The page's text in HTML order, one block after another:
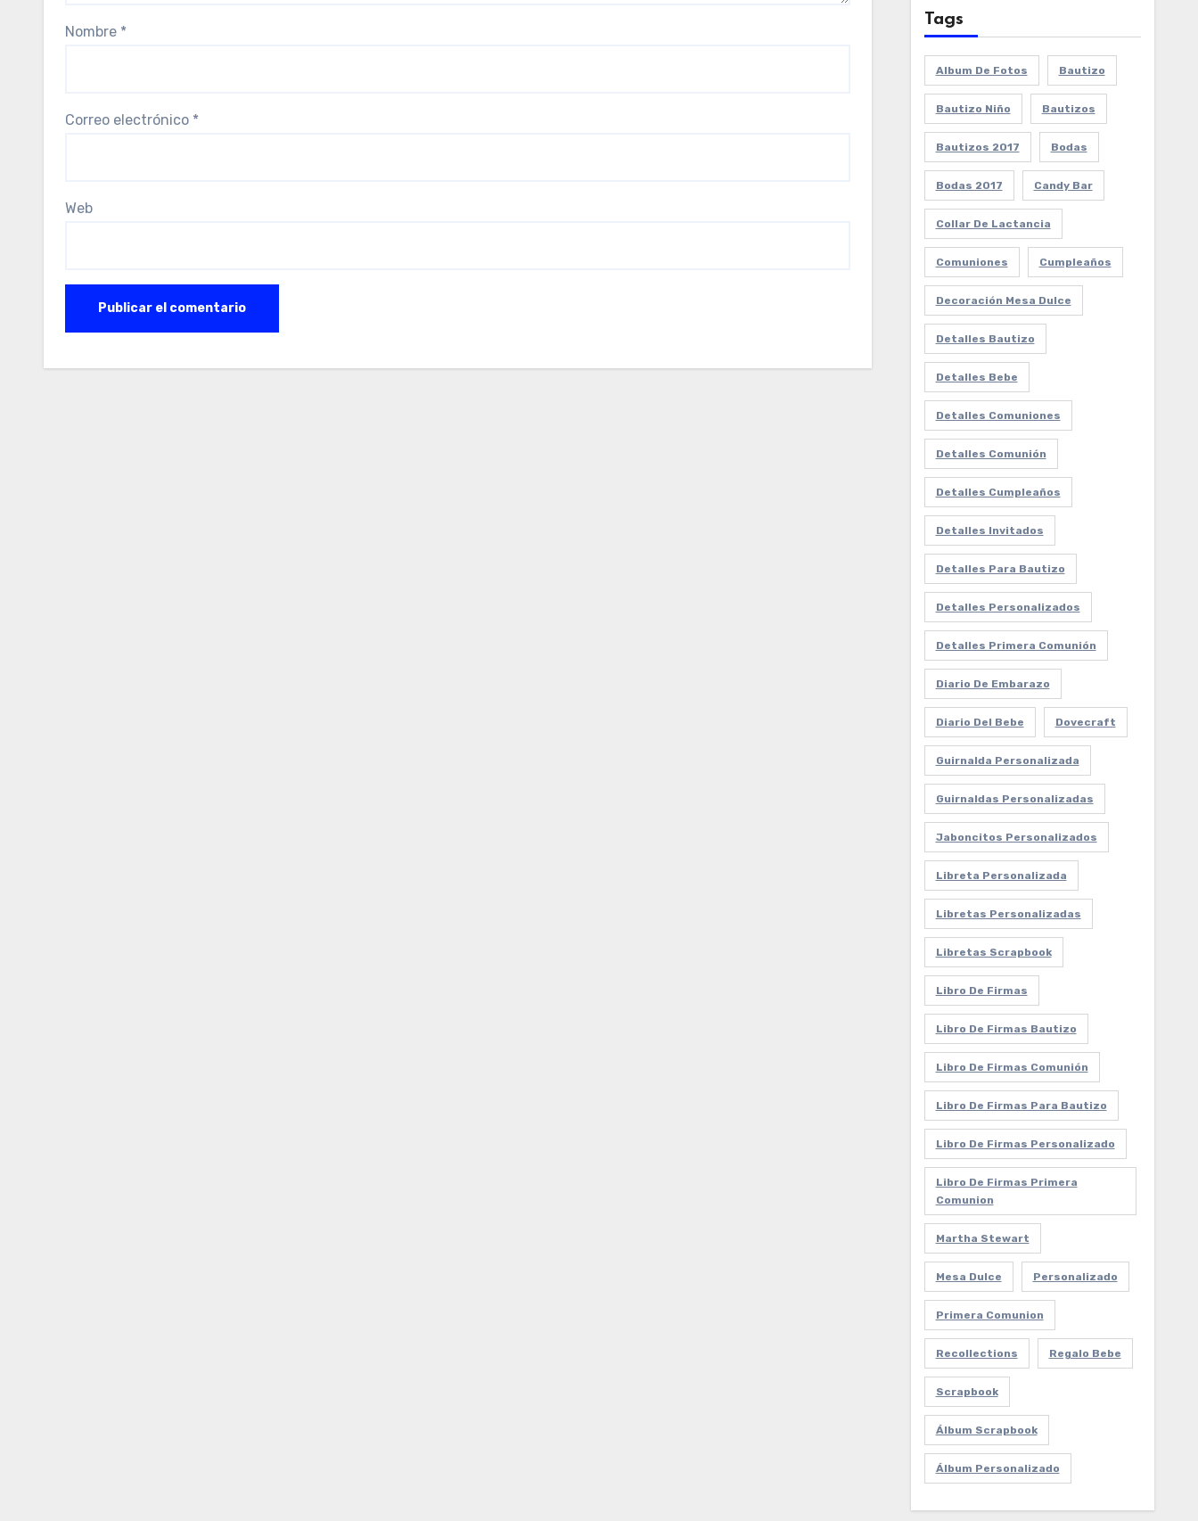
Nombre *
Correo electrónico *
Web
Tags
Album De Fotos Bautizo
Bautizo Niño Bautizos
Bautizos 2017 Bodas
Bodas 2017 Candy Bar
Collar De Lactancia
Comuniones Cumpleaños
Decoración Mesa Dulce
Detalles Bautizo
Detalles Bebe
Detalles Comuniones
Detalles Comunión
Detalles Cumpleaños
Detalles Invitados
Detalles Para Bautizo
Detalles Personalizados
Detalles Primera Comunión
Diario De Embarazo
Diario Del Bebe Dovecraft
Guirnalda Personalizada
Guirnaldas Personalizadas
Jaboncitos Personalizados
Libreta Personalizada
Libretas Personalizadas
Libretas Scrapbook
Libro De Firmas
Libro De Firmas Bautizo
Libro De Firmas Comunión
Libro De Firmas Para Bautizo
Libro De Firmas Personalizado
Libro De Firmas Primera
Comunion
Martha Stewart
Mesa Dulce Personalizado
Primera Comunion
Recollections Regalo Bebe
Scrapbook
Álbum Scrapbook
Álbum Personalizado